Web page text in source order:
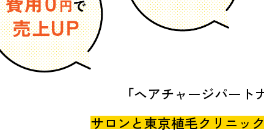
「ヘアチャージパート
サロンと東京植毛クリニッ